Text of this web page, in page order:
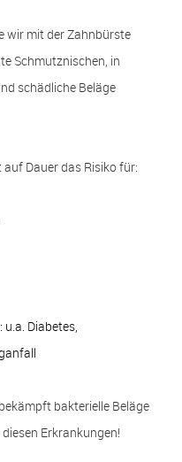
wir mit der Zahnbürste
Schmutznischen, in
schädliche Beläge
Dauer das Risiko für:
Diabetes,
bakterielle Beläge
Erkrankungen!